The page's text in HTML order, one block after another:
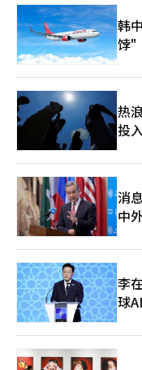
以清州和大邱为起点的
被称为“半价旅行”的地
行。今年约有20万人申
项目，他们不会选择该
409亿韩元的地方消费
机，真正让他们再次光临的力量
智能，下一阶段是什么 公社通过新加坡、东京和曼谷的海外旅游
企业支持中心，帮助国
展到越南和马来西亚。“
在当地建立可持续的盈利模式。” 他指出，国
了“生命周期培育总体
持项目整合为一个系统化的培育流程
掘开始，到初期空间和
入，最后支持海外分支
的‘终身关怀’。” 公社将在9月的旅游创业网络活动“连接
周”上与行业分享这一全球独
速人工智能（AI）和数
AI将查找相关数据并组
年底推出测试版。 分散在各地的会员服务也将整合到“访问韩
国”平台。计划在2027
积累的数据将使旅游营
报道，美国在上个月31
元买入的步伐，出售欧
日元。通过不出售美元
被视为使自国货币贬值
而是帮助纠正日元贬值的信号。 动用的资金规
《朝日新闻》估计，日
5万亿至6万亿日元。《
布的当座存款余额预测
也估计投入了约6万亿
万亿日元。这一规模与
万7349亿日元相当。 此次协作干预的目标是对冲基金等投机势
力。时机也经过计算。
示：“投资者们进入假
减少、汇率大幅波动的时候进行干预。
一直存在日元买入干预
时，政府可以通过发行
则需要出售持有的美国
制。然而，这次的前提
度可以持续获得资金。
出售，干预资金实际上
汇策略师丸山林人表示
可以无限制地进行干预
日元卖出头寸的建立变得更加困难。 然而，
韩
饽"
热
投
消
中
李
球